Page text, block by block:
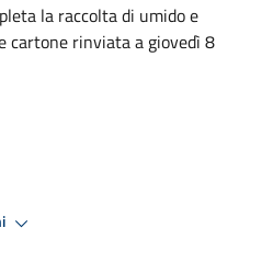
la raccolta di umido e
cartone rinviata a giovedì 8